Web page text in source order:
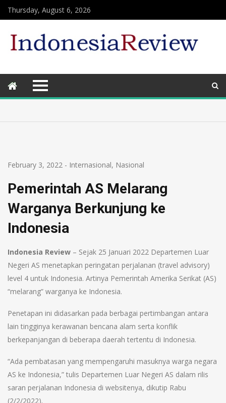
Thursday, August 6, 2026
February 3, 2022 - Internasional, Nasional
Pemerintah AS Melarang
Warganya Berkunjung ke
Indonesia
Indonesia Review – Sejak 25 Januari 2022 Departemen Luar
Negeri AS menetapkan peringatan perjalanan (travel advisory)
level 4 untuk Indonesia. Artinya Pemerintah Amerika Serikat (AS)
“melarang” warganya ke Indonesia.
Penetapan ini didasarkan pada berbagai pertimbangan antara
lain tingginya kerawanan bencana alam serta konflik
berkepanjangan di beberapa daerah tertentu di Indonesia.
“Ada pembatasan yang mempengaruhi masuknya warga negara
AS ke Indonesia,” tulis Departemen Luar Negeri AS dalam rilis
saran perjalanan Indonesia di websitenya, dikutip Rabu
(2/2/2022).